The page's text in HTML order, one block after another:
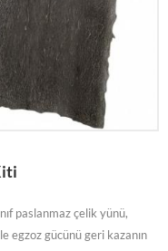
paslanmaz çelik yünü,
egzoz gücünü geri kazanın